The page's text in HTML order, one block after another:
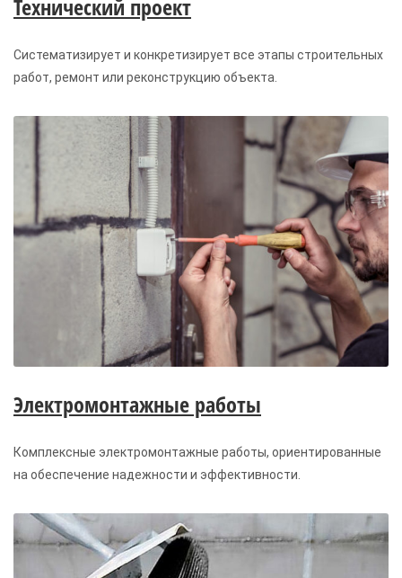
Технический проект
Систематизирует и конкретизирует все этапы строительных
работ, ремонт или реконструкцию объекта.
Электромонтажные работы
Комплексные электромонтажные работы, ориентированные
на обеспечение надежности и эффективности.